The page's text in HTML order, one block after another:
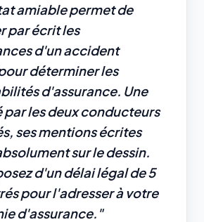
amiable permet de
par écrit les
d'un accident
déterminer les
d'assurance. Une
par les deux conducteurs
ses mentions écrites
sur le dessin.
d'un délai légal de 5
pour l'adresser à votre
d'assurance."